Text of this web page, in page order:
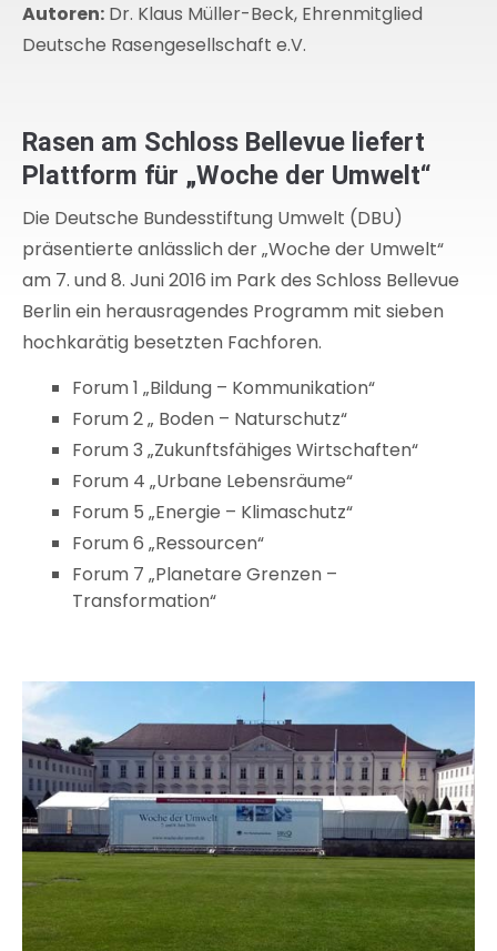
Autoren: Dr. Klaus Müller-Beck, Ehrenmitglied
Deutsche Rasengesellschaft e.V.
Rasen am Schloss Bellevue liefert
Plattform für „Woche der Umwelt“
Die Deutsche Bundesstiftung Umwelt (DBU)
präsentierte anlässlich der „Woche der Umwelt“
am 7. und 8. Juni 2016 im Park des Schloss Bellevue
Berlin ein herausragendes Programm mit sieben
hochkarätig besetzten Fachforen.
Forum 1 „Bildung – Kommunikation“
Forum 2 „ Boden – Naturschutz“
Forum 3 „Zukunftsfähiges Wirtschaften“
Forum 4 „Urbane Lebensräume“
Forum 5 „Energie – Klimaschutz“
Forum 6 „Ressourcen“
Forum 7 „Planetare Grenzen –
Transformation“